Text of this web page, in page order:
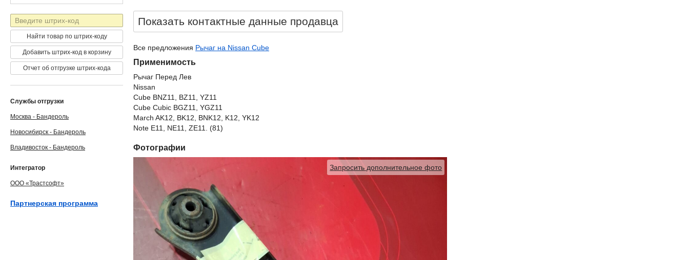
Показать контактные данные продавцa
Все предложения Рычаг на Nissan Cube
Применимость
Рычаг Перед Лев
Nissan
Cube BNZ11, BZ11, YZ11
Cube Cubic BGZ11, YGZ11
March AK12, BK12, BNK12, K12, YK12
Note E11, NE11, ZE11. (81)
Фотографии
Запросить дополнительное фото
Штрих-
код
Найти товар по штрих-коду
Добавить штрих-код в корзину
Отчет об отгрузке штрих-кода
Службы отгрузки
Москва - Бандероль
Новосибирск - Бандероль
Владивосток - Бандероль
Интегратор
ООО «Трастсофт»
Партнерская программа